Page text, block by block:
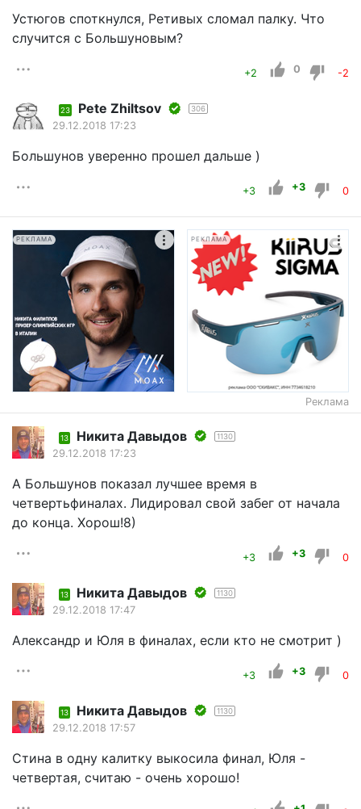
Устюгов споткнулся, Ретивых сломал палку. Что
случится с Большуновым?
+2 0 -2
23 Pete Zhiltsov 306
29.12.2018 17:23
Большунов уверенно прошел дальше )
+3 +3 0
РЕКЛАМА РЕКЛАМА
Реклама
13 Никита Давыдов 1130
29.12.2018 17:23
А Большунов показал лучшее время в
четвертьфиналах. Лидировал свой забег от начала
до конца. Хорош!8)
+3 +3 0
13 Никита Давыдов 1130
29.12.2018 17:47
Александр и Юля в финалах, если кто не смотрит )
+3 +3 0
13 Никита Давыдов 1130
29.12.2018 17:57
Стина в одну калитку выкосила финал, Юля -
четвертая, считаю - очень хорошо!